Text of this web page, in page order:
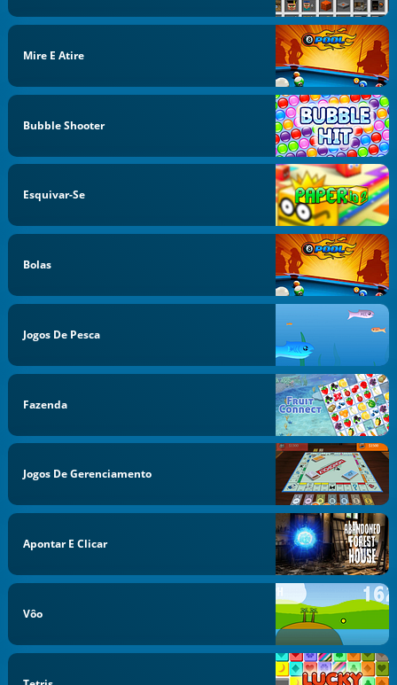
Mire E Atire
Bubble Shooter
Esquivar-Se
Bolas
Jogos De Pesca
Fazenda
Jogos De Gerenciamento
Apontar E Clicar
Vôo